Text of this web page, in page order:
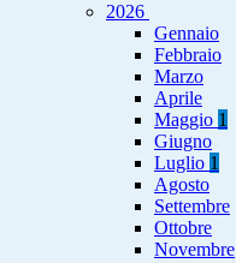
2026
Gennaio
Febbraio
Marzo
Aprile
Maggio 1
Giugno
Luglio 1
Agosto
Settembre
Ottobre
Novembre